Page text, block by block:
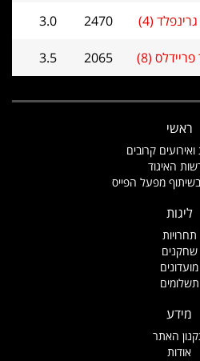
(4)
2470
3.0
פריידלס (8) 2065
3.5
ראשי
ואירועים קרובים
האיגוד
בשיתוף מפעל הפייס
ליגות
תחרויות
שחקנים
מועדונים
תשלומים
מידע
האתר
אודות